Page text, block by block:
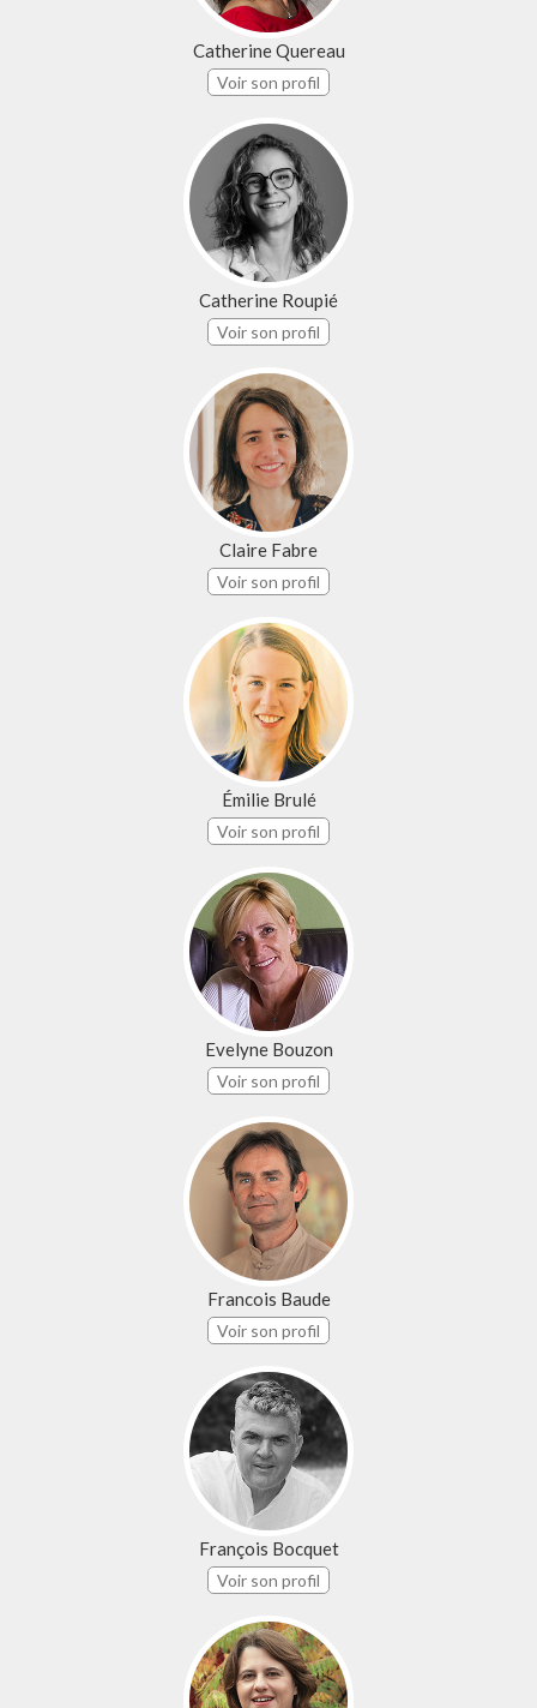
Catherine Quereau
Voir son profil
Catherine Roupié
Voir son profil
Claire Fabre
Voir son profil
Émilie Brulé
Voir son profil
Evelyne Bouzon
Voir son profil
Francois Baude
Voir son profil
François Bocquet
Voir son profil